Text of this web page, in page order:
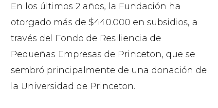
En los últimos 2 años, la Fundación ha
otorgado más de $440.000 en subsidios, a
través del Fondo de Resiliencia de
Pequeñas Empresas de Princeton, que se
sembró principalmente de una donación de
la Universidad de Princeton.